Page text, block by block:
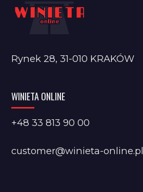
Rynek 28, 31-010 KRAKÓW
WINIETA ONLINE
+48 33 813 90 00
customer@winieta-online.pl